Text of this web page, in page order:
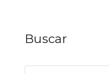
Buscar